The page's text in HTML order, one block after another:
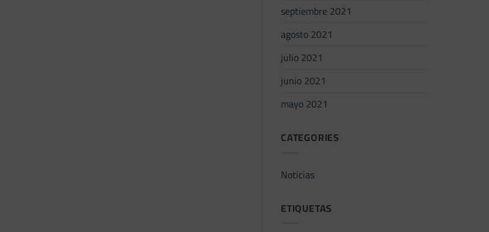
septiembre 2021
agosto 2021
julio 2021
junio 2021
mayo 2021
CATEGORIES
Noticias
ETIQUETAS